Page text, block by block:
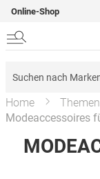
Online-Shop
Home Themen
Modeaccessoires